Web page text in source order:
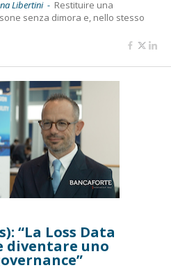
Libertini - Restituire una
senza dimora e, nello stesso
“La Loss Data
diventare uno